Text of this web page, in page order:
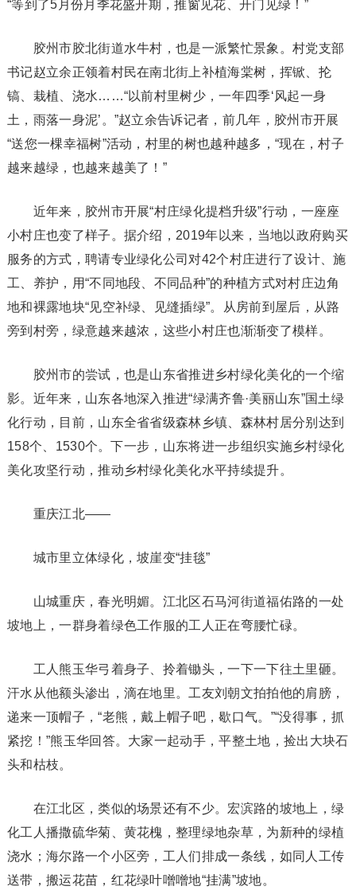
“等到了5月份月季花盛开期，推窗见花、开门见绿！”
胶州市胶北街道水牛村，也是一派繁忙景象。村党支部
书记赵立余正领着村民在南北街上补植海棠树，挥锨、抡
镐、栽植、浇水……“以前村里树少，一年四季‘风起一身
土，雨落一身泥’。”赵立余告诉记者，前几年，胶州市开展
“送您一棵幸福树”活动，村里的树也越种越多，“现在，村子
越来越绿，也越来越美了！”
近年来，胶州市开展“村庄绿化提档升级”行动，一座座
小村庄也变了样子。据介绍，2019年以来，当地以政府购买
服务的方式，聘请专业绿化公司对42个村庄进行了设计、施
工、养护，用“不同地段、不同品种”的种植方式对村庄边角
地和裸露地块“见空补绿、见缝插绿”。从房前到屋后，从路
旁到村旁，绿意越来越浓，这些小村庄也渐渐变了模样。
胶州市的尝试，也是山东省推进乡村绿化美化的一个缩
影。近年来，山东各地深入推进“绿满齐鲁·美丽山东”国土绿
化行动，目前，山东全省省级森林乡镇、森林村居分别达到
158个、1530个。下一步，山东将进一步组织实施乡村绿化
美化攻坚行动，推动乡村绿化美化水平持续提升。
重庆江北——
城市里立体绿化，坡崖变“挂毯”
山城重庆，春光明媚。江北区石马河街道福佑路的一处
坡地上，一群身着绿色工作服的工人正在弯腰忙碌。
工人熊玉华弓着身子、拎着锄头，一下一下往土里砸。
汗水从他额头渗出，滴在地里。工友刘朝文拍拍他的肩膀，
递来一顶帽子，“老熊，戴上帽子吧，歇口气。”“没得事，抓
紧挖！”熊玉华回答。大家一起动手，平整土地，捡出大块石
头和枯枝。
在江北区，类似的场景还有不少。宏滨路的坡地上，绿
化工人播撒硫华菊、黄花槐，整理绿地杂草，为新种的绿植
浇水；海尔路一个小区旁，工人们排成一条线，如同人工传
送带，搬运花苗，红花绿叶噌噌地“挂满”坡地。